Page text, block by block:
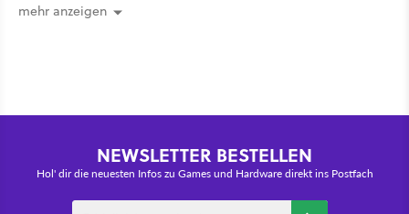
mehr anzeigen
NEWSLETTER BESTELLEN
Hol' dir die neuesten Infos zu Games und Hardware direkt ins Postfach